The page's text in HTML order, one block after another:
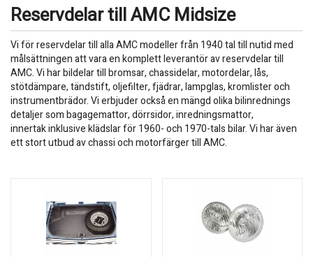
Reservdelar till AMC Midsize
Vi för reservdelar till alla AMC modeller från 1940 tal till nutid med
målsättningen att vara en komplett leverantör av reservdelar till
AMC. Vi har bildelar till bromsar, chassidelar, motordelar, lås,
stötdämpare, tändstift, oljefilter, fjädrar, lampglas, kromlister och
instrumentbrädor. Vi erbjuder också en mängd olika bilinrednings
detaljer som bagagemattor, dörrsidor, inredningsmattor,
innertak inklusive klädslar för 1960- och 1970-tals bilar. Vi har även
ett stort utbud av chassi och motorfärger till AMC.